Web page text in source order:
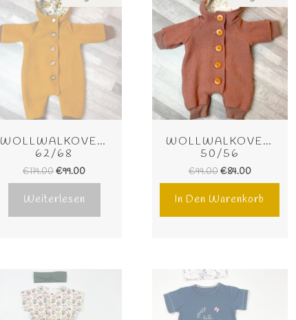
WOLLWALKOVERALL
62/68
€119.00€99.00
Weiterlesen
WOLLWALKOVERALL
50/56
€99.00€84.00
In Den Warenkorb